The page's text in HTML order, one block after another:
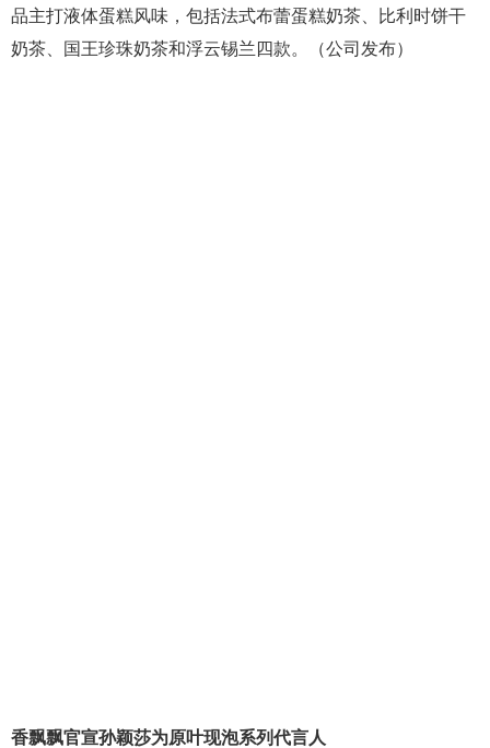
品主打液体蛋糕风味，包括法式布蕾蛋糕奶茶、比利时饼干
奶茶、国王珍珠奶茶和浮云锡兰四款。（公司发布）
香飘飘官宣孙颖莎为原叶现泡系列代言人